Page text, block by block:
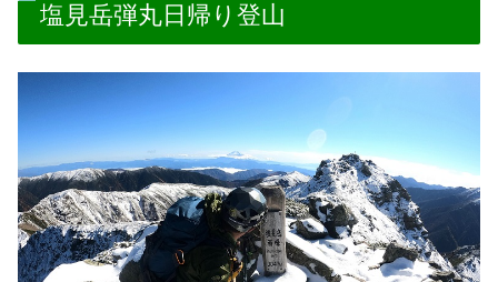
塩見岳弾丸日帰り登山